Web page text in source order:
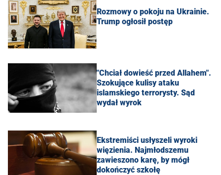
Rozmowy o pokoju na Ukrainie.
Trump ogłosił postęp
"Chciał dowieść przed Allahem".
Szokujące kulisy ataku
islamskiego terrorysty. Sąd
wydał wyrok
Ekstremiści usłyszeli wyroki
więzienia. Najmłodszemu
zawieszono karę, by mógł
dokończyć szkołę